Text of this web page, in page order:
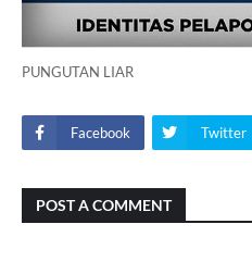
PUNGUTAN LIAR
Facebook Twitter
POST A COMMENT